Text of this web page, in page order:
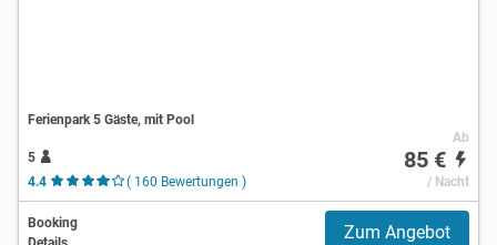
Ferienpark 5 Gäste, mit Pool
5
4.4
( 160 Bewertungen )
Ab
85 €
/ Nacht
Booking
Zum Angebot